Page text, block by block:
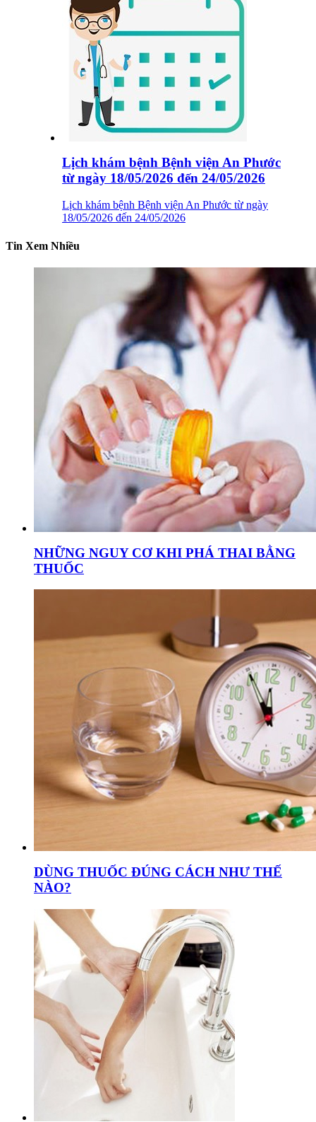
Lịch khám bệnh Bệnh viện An Phước
từ ngày 18/05/2026 đến 24/05/2026
Lịch khám bệnh Bệnh viện An Phước từ ngày
18/05/2026 đến 24/05/2026
Tin Xem Nhiều
NHỮNG NGUY CƠ KHI PHÁ THAI BẰNG
THUỐC
DÙNG THUỐC ĐÚNG CÁCH NHƯ THẾ
NÀO?